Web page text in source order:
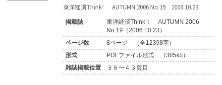
東洋経済Think！ AUTUMN 2006 No.19 2006.10.23
掲載誌
東洋経済Think！ AUTUMN 2006
No.19（2006.10.23）
ページ数
8ページ （全12398字）
形式
PDFファイル形式 （385kb）
雑誌掲載位置
３６〜４３頁目